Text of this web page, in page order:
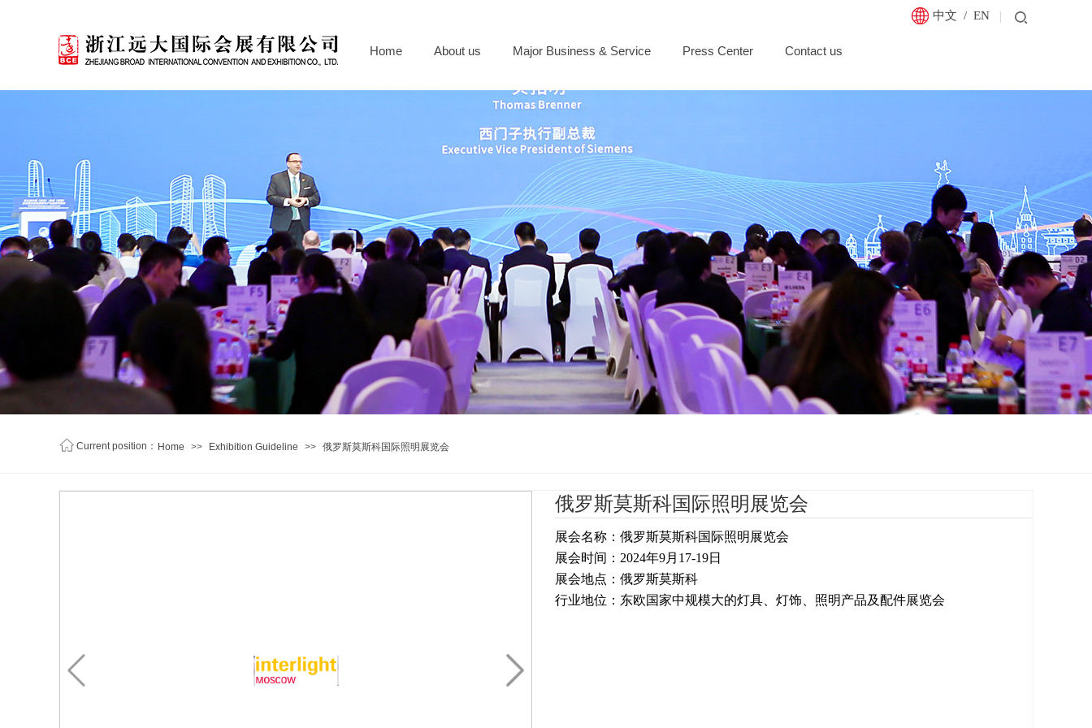
Home About us Major Business & Service Press Center Contact us
中文 / EN
Home >> Exhibition Guideline >> 俄罗斯莫斯科国际照明展览会
Current position ：
俄罗斯莫斯科国际照明展览会
展会名称：俄罗斯莫斯科国际照明展览会
展会时间：2024年9月17-19日
展会地点：俄罗斯莫斯科
行业地位： 东欧国家中规模大的灯具、灯饰、照明产品及配件展览会